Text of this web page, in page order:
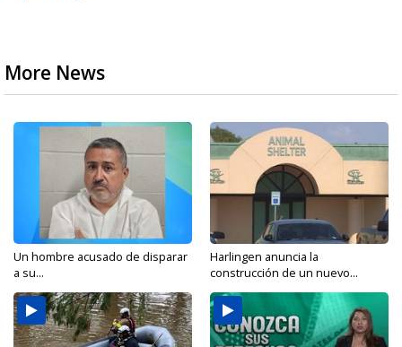
More News
Un hombre acusado de disparar
a su...
Harlingen anuncia la
construcción de un nuevo...